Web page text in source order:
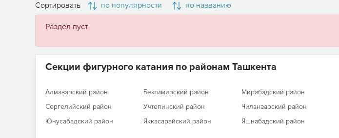
Сортировать по популярности по названию
Раздел пуст
Секции фигурного катания по районам Ташкента
Алмазарский район Бектимирский район Мирабадский район
Сергелийский район
Учтепинский район Чиланзарский район
Юнусабадский район
Яккасарайский район Яшнабадский район